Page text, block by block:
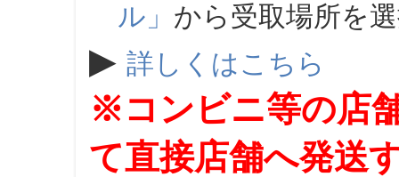
ル」 から受取場所を
▶ 詳しくはこちら
※コンビニ等の店
て直接店舗へ発送